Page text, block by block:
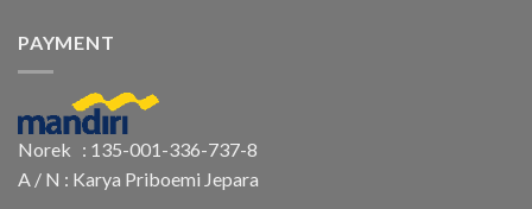
PAYMENT
Norek : 135-001-336-737-8
A / N : Karya Priboemi Jepara